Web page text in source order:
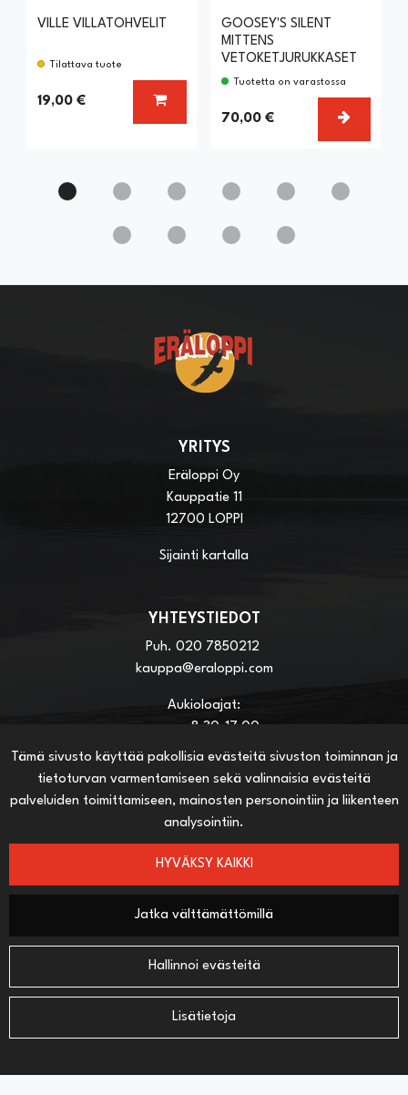
Tämä sivusto käyttää pakollisia evästeitä sivuston toiminnan ja
tietoturvan varmentamiseen sekä valinnaisia evästeitä
palveluiden toimittamiseen, mainosten personointiin ja liikenteen
analysointiin.
HYVÄKSY KAIKKI
Jatka välttämättömillä
Hallinnoi evästeitä
Lisätietoja
VILLE VILLATOHVELIT
Tilattava tuote
19,00 € LISÄÄ KORIIN
GOOSEY'S SILENT
MITTENS
VETOKETJURUKKASET
Tuotetta on varastossa
70,00 €
YRITYS
Eräloppi Oy
Kauppatie 11
12700 LOPPI
Sijainti kartalla
YHTEYSTIEDOT
Puh. 020 7850212
kauppa@eraloppi.com
Aukioloajat:
ma-pe 8:30-17:00
la 8:30-13:00
HYÖDYLLISIÄ LINKKEJÄ
Näin teet ostoksia verkkokaupassa
Sopimusehdot
Toimitustavat
Maksutavat
SEURAA SOSIAALISESSA MEDIASSA